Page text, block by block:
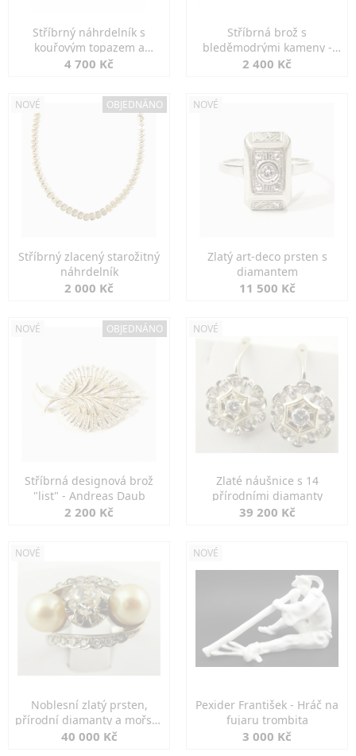
Stříbrný náhrdelník s
kouřovým topazem a
markazity
4 700 Kč
Stříbrná brož s
bleděmodrými kameny -
jemná elegance
2 400 Kč
NOVÉ OBJEDNÁNO
Stříbrný zlacený starožitný
náhrdelník
2 000 Kč
NOVÉ
Zlatý art-deco prsten s
diamantem
11 500 Kč
NOVÉ OBJEDNÁNO
Stříbrná designová brož
"list" - Andreas Daub
2 200 Kč
NOVÉ
Zlaté náušnice s 14
přírodními diamanty
39 200 Kč
NOVÉ
Noblesní zlatý prsten,
přírodní diamanty a mořské
perly
40 000 Kč
NOVÉ
Pexider František - Hráč na
fujaru trombita
3 000 Kč